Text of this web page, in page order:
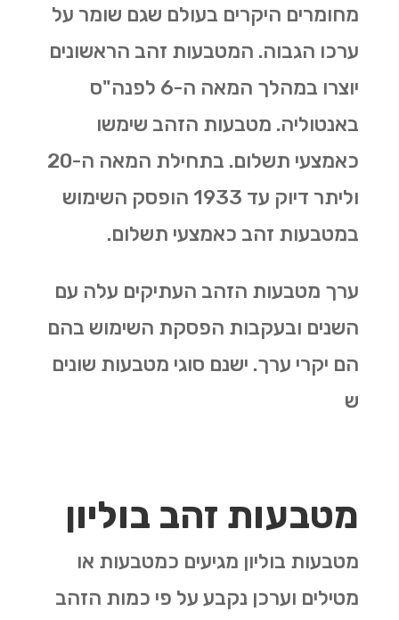
מחומרים היקרים בעולם שגם שומר על
ערכו הגבוה. המטבעות זהב הראשונים
יוצרו במהלך המאה ה-6 לפנה"ס
באנטוליה. מטבעות הזהב שימשו
כאמצעי תשלום. בתחילת המאה ה-20
וליתר דיוק עד 1933 הופסק השימוש
במטבעות זהב כאמצעי תשלום.
ערך מטבעות הזהב העתיקים עלה עם
השנים ובעקבות הפסקת השימוש בהם
הם יקרי ערך. ישנם סוגי מטבעות שונים
ש
מטבעות זהב בוליון
מטבעות בוליון מגיעים כמטבעות או
מטילים וערכן נקבע על פי כמות הזהב